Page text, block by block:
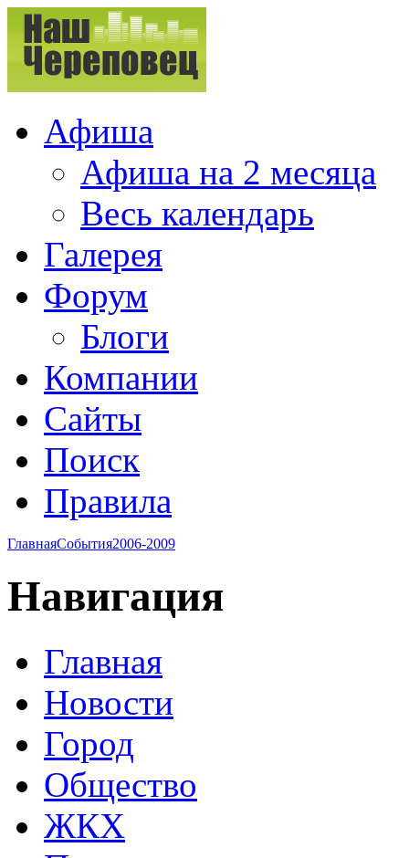
Афиша
Афиша на 2 месяца
Весь календарь
Галерея
Форум
Блоги
Компании
Сайты
Поиск
Правила
ГлавнаяСобытия2006-2009
Навигация
Главная
Новости
Город
Общество
ЖКХ